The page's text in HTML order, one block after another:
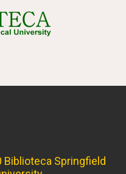
Springfield